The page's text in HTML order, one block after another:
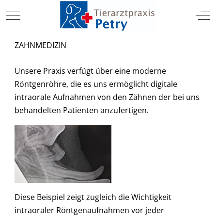
Mobile Menu Toggle
ZAHNMEDIZIN
Unsere Praxis verfügt über eine moderne
Röntgenröhre, die es uns ermöglicht digitale
intraorale Aufnahmen von den Zähnen der bei uns
behandelten Patienten anzufertigen.
Diese Beispiel zeigt zugleich die Wichtigkeit
intraoraler Röntgenaufnahmen vor jeder